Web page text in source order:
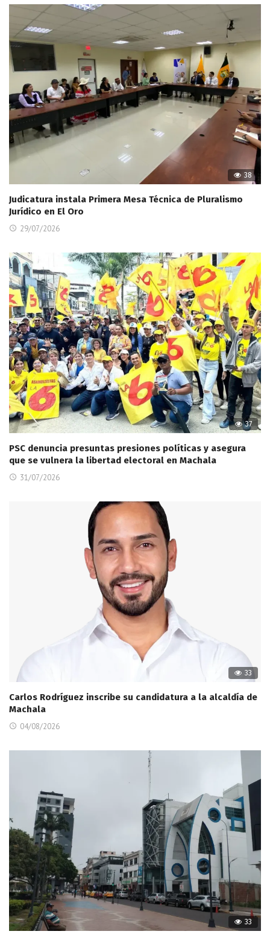
38
Judicatura instala Primera Mesa Técnica de Pluralismo
Jurídico en El Oro
29/07/2026
37
PSC denuncia presuntas presiones políticas y asegura
que se vulnera la libertad electoral en Machala
31/07/2026
33
Carlos Rodríguez inscribe su candidatura a la alcaldía de
Machala
04/08/2026
33